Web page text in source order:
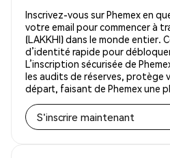
Inscrivez-vous sur Phemex en
votre email pour commencer à
(LAKKHI) dans le monde entier.
d’identité rapide pour
L’inscription sécurisée de
les audits de réserves, protège
départ, faisant de Phemex une
S'inscrire maintenant